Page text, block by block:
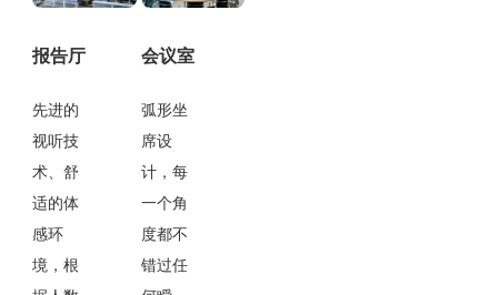
报告厅
先进的
视听技
术、舒
适的体
感环
境，根
会议室
弧形坐
席设
计，每
一个角
度都不
错过任